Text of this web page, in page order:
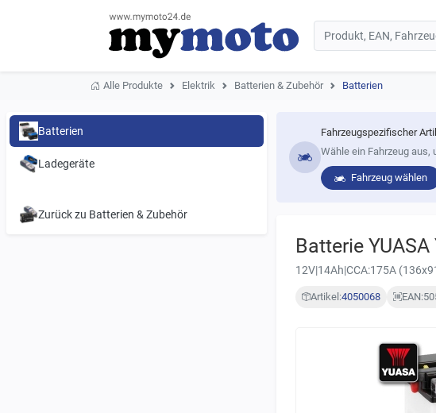
Alle Produkte Elektrik Batterien & Zubehör Batterien
Batterien
Ladegeräte
Zurück zu Batterien & Zubehör
Fahrzeugspezifischer
Wähle ein Fahrzeug aus,
Fahrzeug wählen
Batterie
12V|14Ah|CCA:175A
Artikel:4050068 EAN: